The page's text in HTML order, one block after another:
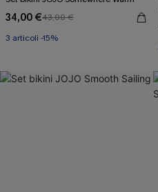
34,00 €43,00 €
3 articoli -15%
Miami Swim Week 2026